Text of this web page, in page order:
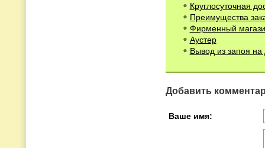
Круглосуточная
Преимущества
Фирменный
Аустер
Вывод из запоя на
Добавить
Ваше имя: